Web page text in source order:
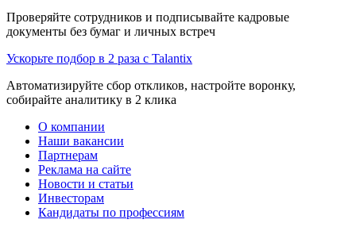
Проверяйте сотрудников и подписывайте кадровые
документы без бумаг и личных встреч
Ускорьте подбор в 2 раза с Talantix
Автоматизируйте сбор откликов, настройте воронку,
собирайте аналитику в 2 клика
О компании
Наши вакансии
Партнерам
Реклама на сайте
Новости и статьи
Инвесторам
Кандидаты по профессиям